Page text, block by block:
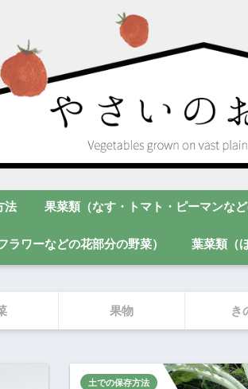
法 果菜類（なす・トマト・ピーマンなど
ワーなどの花部分の野菜） 葉菜類（
果物 き
土での保存方法